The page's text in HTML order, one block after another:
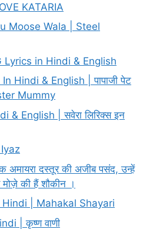
KATARIA
Moose Wala | Steel
Lyrics in Hindi & English
Hindi & English | पापाजी पेट
Mummy
& English | सवेरा लिरिक्स इन
दस्तूर की अजीब पसंद, उन्हें
मोज़े की हैं शौकीन ।
| Mahakal Shayari
| कृष्ण वाणी